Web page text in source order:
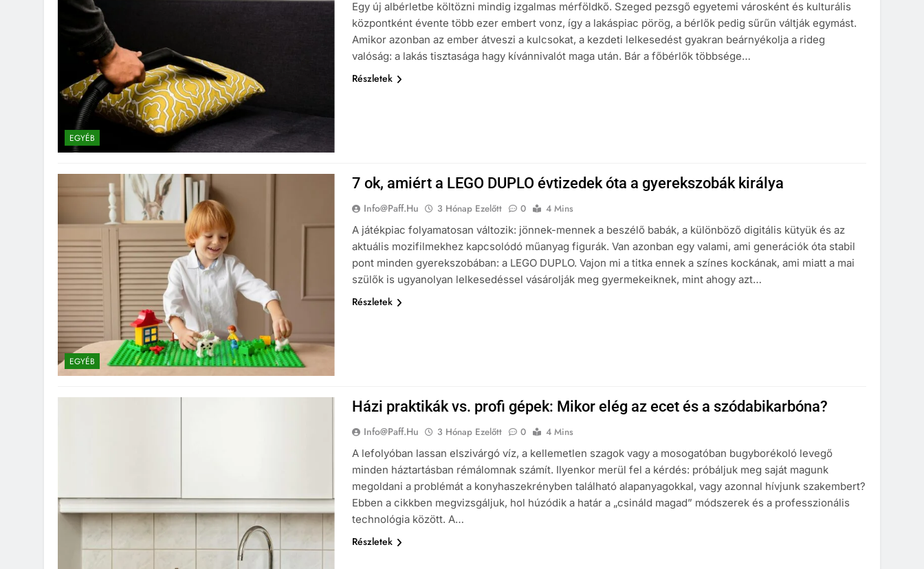
EGYÉB
Egy új albérletbe költözni mindig izgalmas mérföldkő. Szeged pezsgő egyetemi városként és kulturális
központként évente több ezer embert vonz, így a lakáspiac pörög, a bérlők pedig sűrűn váltják egymást.
Amikor azonban az ember átveszi a kulcsokat, a kezdeti lelkesedést gyakran beárnyékolja a rideg
valóság: a lakás tisztasága hagy kívánnivalót maga után. Bár a főbérlők többsége…
Részletek
EGYÉB
7 ok, amiért a LEGO DUPLO évtizedek óta a gyerekszobák királya
Info@paff.hu 3 Hónap Ezelőtt 0
4 Mins
A játékpiac folyamatosan változik: jönnek-mennek a beszélő babák, a különböző digitális kütyük és az
aktuális mozifilmekhez kapcsolódó műanyag figurák. Van azonban egy valami, ami generációk óta stabil
pont minden gyerekszobában: a LEGO DUPLO. Vajon mi a titka ennek a színes kockának, ami miatt a mai
szülők is ugyanolyan lelkesedéssel vásárolják meg gyermekeiknek, mint ahogy azt…
Részletek
Házi praktikák vs. profi gépek: Mikor elég az ecet és a szódabikarbóna?
Info@paff.hu 3 Hónap Ezelőtt 0
4 Mins
A lefolyóban lassan elszivárgó víz, a kellemetlen szagok vagy a mosogatóban bugyborékoló levegő
minden háztartásban rémálomnak számít. Ilyenkor merül fel a kérdés: próbáljuk meg saját magunk
megoldani a problémát a konyhaszekrényben található alapanyagokkal, vagy azonnal hívjunk szakembert?
Ebben a cikkben megvizsgáljuk, hol húzódik a határ a „csináld magad” módszerek és a professzionális
technológia között. A…
Részletek